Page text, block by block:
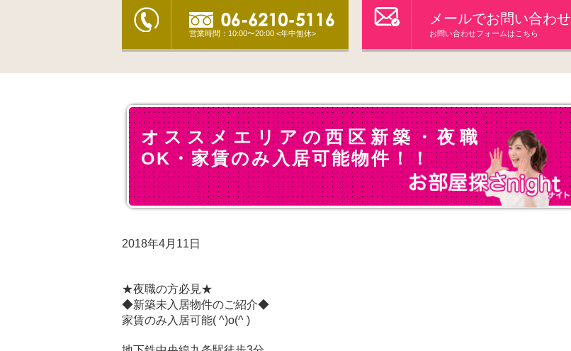
営業時間：10:00〜20:00 <年中無休>
メールでお問い合わせ
お問い合わせフォームはこちら
オススメエリアの西区新築・夜職
OK・家賃のみ入居可能物件！！
2018年4月11日
★夜職の方必見★
◆新築未入居物件のご紹介◆
家賃のみ入居可能( ^)o(^ )